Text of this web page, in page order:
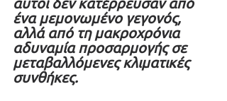
ένα μεμονωμένο γεγονός,
αλλά από τη μακροχρόνια
αδυναμία προσαρμογής σε
μεταβαλλόμενες κλιματικές
συνθήκες.